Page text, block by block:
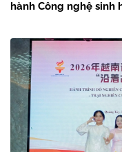
hành Công nghệ sinh